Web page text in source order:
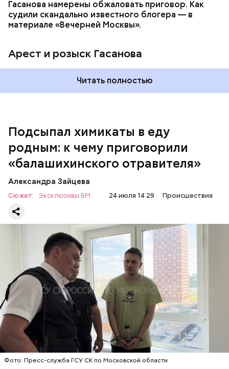
Гасанова намерены обжаловать приговор. Как
судили скандально известного блогера — в
материале «Вечерней Москвы».
Арест и розыск Гасанова
Читать полностью
Подсыпал химикаты в еду
родным: к чему приговорили
«балашихинского отравителя»
Александра Зайцева
Сюжет: Эксклюзивы ВМ 24 июля 14:29 Происшествия
Фото: Пресс-служба ГСУ СК по Московской области
Все началось в июне, когда двое супругов
обратились в местную больницу с жалобами на
плохое самочувствие. Врачи не смогли поставить
им точный диагноз, после чего анализы
потерпевших направили на экспертизу. В них
специалисты обнаружили сильнодействующий
химикат дихлорэтан, который не мог попасть в
организм супругов случайно. То же самое вещество
нашли в еде, изъятой из квартиры пострадавших.
Play
Video
Видео: пресс-служба ГСУ СК по Московской области
Началось расследование. В квартире потерпевших
Также отравленную пищу ела его младшая сестра.
ОТРАВЛЕНИЯ БАЛАШИХА
РОДИТЕЛИ
СЛЕДСТВЕННЫЙ КОМИТЕТ
ЭКСПЕРТИЗЫ